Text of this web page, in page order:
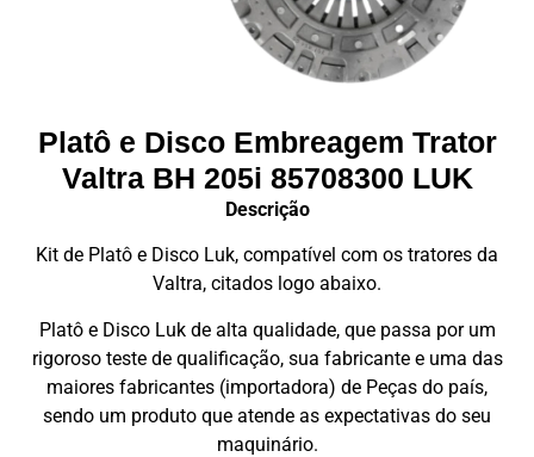
Platô e Disco Embreagem Trator
Valtra BH 205i 85708300 LUK
Descrição
Kit de Platô e Disco Luk, compatível com os tratores da
Valtra, citados logo abaixo.
Platô e Disco Luk de alta qualidade, que passa por um
rigoroso teste de qualificação, sua fabricante e uma das
maiores fabricantes (importadora) de Peças do país,
sendo um produto que atende as expectativas do seu
maquinário.